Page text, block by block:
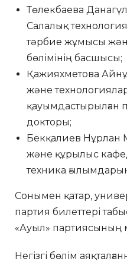
Төлекбаева
Салалық
тәрбие жұмысы
бөлімінің басшысы;
Қажияхметова
және
қауымдастырылған
докторы;
Бекқалиев Нұрлан
және құрылыс
техника
Сонымен қатар,
партия билеттері
«Ауыл» партиясының
Негізгі бөлім